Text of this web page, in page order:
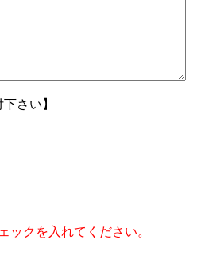
さい】
ックを入れてください。